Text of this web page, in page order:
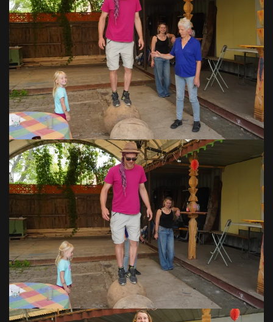
VOIR EN GRAND
VOIR EN GRAND